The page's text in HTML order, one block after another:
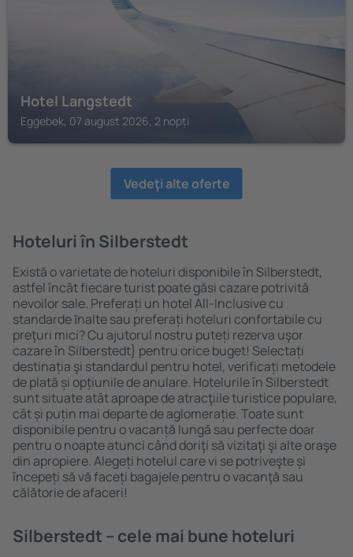
Hotel Langstedt
Eggebek, 07 august 2026, 2 nopți
Vedeţi alte oferte
Hoteluri în Silberstedt
Există o varietate de hoteluri disponibile în Silberstedt,
astfel încât fiecare turist poate găsi cazare potrivită
nevoilor sale. Preferați un hotel All-Inclusive cu
standarde ȋnalte sau preferați hoteluri confortabile cu
preţuri mici? Cu ajutorul nostru puteți rezerva uşor
cazare în Silberstedt} pentru orice buget! Selectați
destinația şi standardul pentru hotel, verificați metodele
de plată și opțiunile de anulare. Hotelurile în Silberstedt
sunt situate atât aproape de atracţiile turistice populare,
cât și puțin mai departe de aglomerație. Toate sunt
disponibile pentru o vacanță lungă sau perfecte doar
pentru o noapte atunci când doriţi să vizitaţi şi alte oraşe
din apropiere. Alegeți hotelul care vi se potriveşte și
începeți să vă faceți bagajele pentru o vacanţă sau
călătorie de afaceri!
Silberstedt – cele mai bune hoteluri